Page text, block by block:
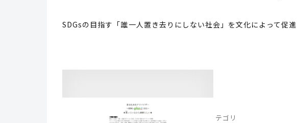
SDGsの目指す「誰一人置き去りにしない社会」を文化によって促進
カテゴリ